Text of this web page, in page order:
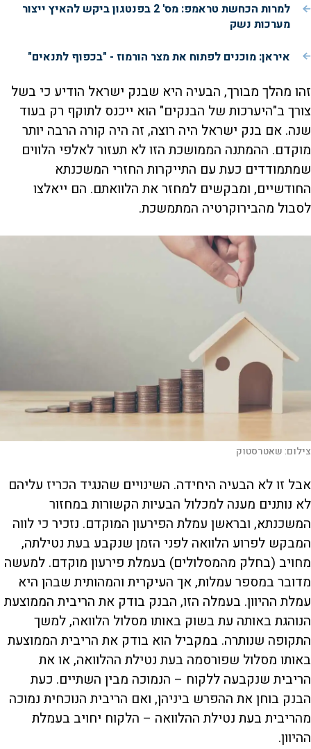
למרות הכחשת טראמפ: מס' 2 בפנטגון ביקש להאיץ ייצור
מערכות נשק
איראן: מוכנים לפתוח את מצר הורמוז - "בכפוף לתנאים"
זהו מהלך מבורך, הבעיה היא שבנק ישראל הודיע כי בשל
צורך ב"היערכות של הבנקים" הוא ייכנס לתוקף רק בעוד
שנה. אם בנק ישראל היה רוצה, זה היה קורה הרבה יותר
מוקדם. ההמתנה הממושכת הזו לא תעזור לאלפי הלווים
שמתמודדים כעת עם התייקרות החזרי המשכנתא
החודשיים, ומבקשים למחזר את הלוואתם. הם ייאלצו
לסבול מהבירוקרטיה המתמשכת.
צילום:שאטרסטוק
אבל זו לא הבעיה היחידה. השינויים שהנגיד הכריז עליהם
לא נותנים מענה למכלול הבעיות הקשורות במחזור
המשכנתא, ובראשן עמלת הפירעון המוקדם. נזכיר כי לווה
המבקש לפרוע הלוואה לפני הזמן שנקבע בעת נטילתה,
מחויב (בחלק מהמסלולים) בעמלת פירעון מוקדם. למעשה
מדובר במספר עמלות, אך העיקרית והמהותית שבהן היא
עמלת ההיוון. בעמלה הזו, הבנק בודק את הריבית הממוצעת
הנוהגת באותה עת בשוק באותו מסלול הלוואה, למשך
התקופה שנותרה. במקביל הוא בודק את הריבית הממוצעת
באותו מסלול שפורסמה בעת נטילת ההלוואה, או את
הריבית שנקבעה ללקוח – הנמוכה מבין השתיים. כעת
הבנק בוחן את ההפרש ביניהן, ואם הריבית הנוכחית נמוכה
מהריבית בעת נטילת ההלוואה – הלקוח יחויב בעמלת
ההיוון.